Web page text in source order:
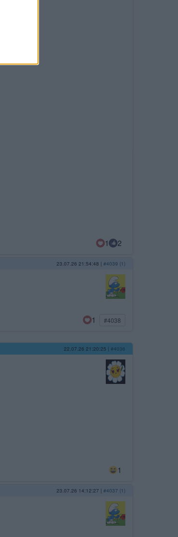
1 2
23.07.26 21:54:48 | #4039 (1)
1 #4038
22.07.26 21:20:25 | #4036
1
23.07.26 14:12:27 | #4037 (1)